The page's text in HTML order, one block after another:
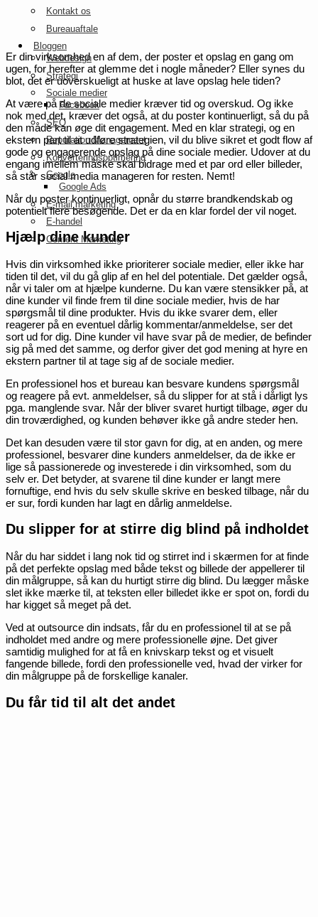
Kontakt os
Bureauaftale
Bloggen
Webdesign
Strategi
Sociale medier
Facebook
SEO
Reputation Management
Konverteringsoptimering
Google
Google Ads
E-mail marketing
E-handel
Content Marketing
Er din virksomhed en af dem, der poster et opslag en gang om
ugen, for herefter at glemme det i nogle måneder? Eller synes du
blot, det er uoverskueligt at huske at lave opslag hele tiden?
At være på de sociale medier kræver tid og overskud. Og ikke
nok med det, kræver det også, at du poster kontinuerligt, så du på
den måde kan øge dit engagement. Med en klar strategi, og en
ekstern part til at udføre strategien, vil du blive sikret et godt flow af
gode og engagerende opslag på dine sociale medier. Udover at du
engang imellem måske skal bidrage med et par ord eller billeder,
så står social media manageren for resten. Nemt!
Når du poster kontinuerligt, opnår du større brandkendskab og
potentielt flere besøgende. Det er da en klar fordel der vil noget.
Hjælp dine kunder
Hvis din virksomhed ikke prioriterer sociale medier, eller ikke har
tiden til det, vil du gå glip af en hel del potentiale. Det gælder også,
når vi taler om at hjælpe kunderne. Du kan være stensikker på, at
dine kunder vil finde frem til dine sociale medier, hvis de har
spørgsmål til dine produkter. Hvis du ikke svarer dem, eller
reagerer på en eventuel dårlig kommentar/anmeldelse, ser det
sort ud for dig. Dine kunder vil have svar på de medier, de befinder
sig på med det samme, og derfor giver det god mening at hyre en
ekstern partner til at tage sig af de sociale medier.
En professionel hos et bureau kan besvare kundens spørgsmål
og reagere på evt. anmeldelser, så du slipper for at stå i dårligt lys
pga. manglende svar. Når der bliver svaret hurtigt tilbage, øger du
din troværdighed, og kunden behøver ikke gå andre steder hen.
Det kan desuden være til stor gavn for dig, at en anden, og mere
professionel, besvarer dine kunders anmeldelser, da de ikke er
lige så passionerede og investerede i din virksomhed, som du
selv er. Det betyder, at svarene til dine kunder er langt mere
fornuftige, end hvis du selv skulle skrive en besked tilbage, når du
er sur, fordi kunden har lagt en dårlig anmeldelse.
Du slipper for at stirre dig blind på indholdet
Når du har siddet i lang nok tid og stirret ind i skærmen for at finde
på det perfekte opslag med både tekst og billede der appellerer til
din målgruppe, så kan du hurtigt stirre dig blind. Du lægger måske
slet ikke mærke til, at teksten eller billedet ikke er spot on, fordi du
har kigget så meget på det.
Ved at outsource din indsats, får du en professionel til at se på
indholdet med andre og mere professionelle øjne. Det giver
samtidig mulighed for at få en knivskarp tekst og et visuelt
fangende billede, fordi den professionelle ved, hvad der virker for
din målgruppe på de forskellige kanaler.
Du får tid til alt det andet